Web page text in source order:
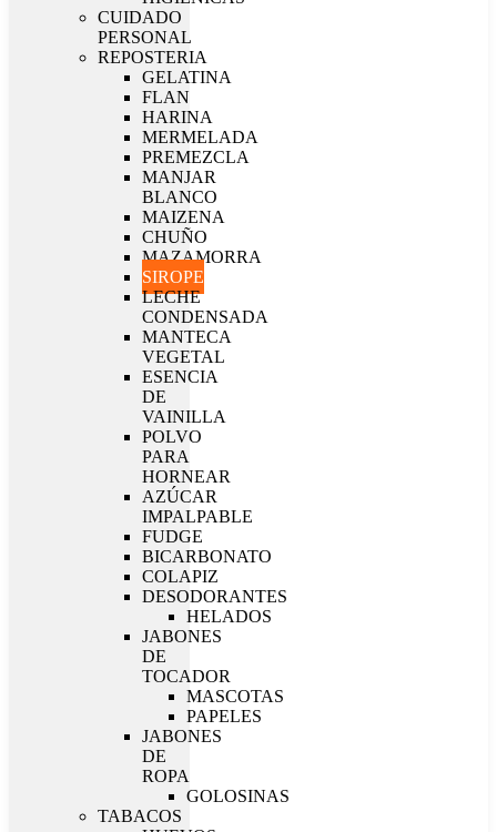
CUIDADO
PERSONAL
REPOSTERIA
GELATINA
FLAN
HARINA
MERMELADA
PREMEZCLA
MANJAR
BLANCO
MAIZENA
CHUÑO
MAZAMORRA
SIROPE
LECHE
CONDENSADA
MANTECA
VEGETAL
ESENCIA
DE
VAINILLA
POLVO
PARA
HORNEAR
AZÚCAR
IMPALPABLE
FUDGE
BICARBONATO
COLAPIZ
DESODORANTES
HELADOS
JABONES
DE
TOCADOR
MASCOTAS
PAPELES
JABONES
DE
ROPA
GOLOSINAS
TABACOS